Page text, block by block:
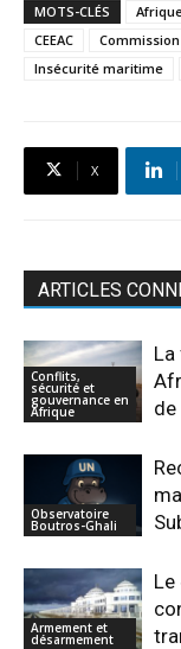
MOTS-CLÉS
CEEAC
Insécurité maritime
X
ARTICLES
Conflits,
sécurité et
gouvernance en
Afrique
La
de
Observatoire
Boutros-Ghali
Armement et
désarmement
Le